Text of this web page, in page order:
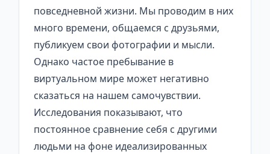
повседневной жизни. Мы проводим в них
много времени, общаемся с друзьями,
публикуем свои фотографии и мысли.
Однако частое пребывание в
виртуальном мире может негативно
сказаться на нашем самочувствии.
Исследования показывают, что
постоянное сравнение себя с другими
людьми на фоне идеализированных